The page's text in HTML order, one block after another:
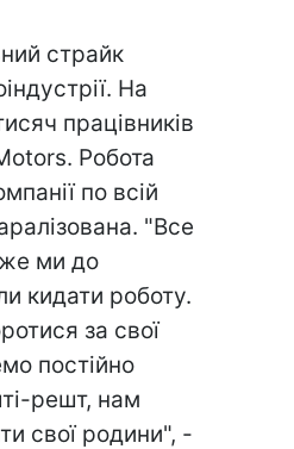
страйк
На
працівників
Робота
по всій
"Все
ми до
кидати роботу.
за свої
постійно
решт, нам
свої родини", -